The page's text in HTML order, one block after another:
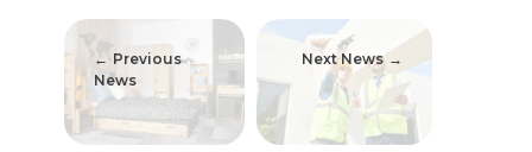
Previous
News
Next News